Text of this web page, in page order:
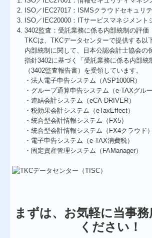
ISO／IEC27017：ISMSクラウドセキュリ
ISO／IEC20000：ITサービスマネジメント
3402監査：受託業務に係る内部統制の評価
TKCは、TKCデータセンターで提供する以
内部統制に関して、日本公認会計士協会の
指針3402に基づく「受託業務に係る内部統
（3402監査報告書）を受領しています。
・法人電子申告システム（ASP1000R）
・グループ通算申告システム（e-TAXグル
・連結会計システム（eCA-DRIVER）
・税効果会計システム（eTaxEffect）
・統合型会計情報システム（FX5）
・統合型会計情報システム（FX4クラウド）
・電子申告システム（e-TAX消費税）
・固定資産管理システム（FAManager）
まずは、お気軽に当事
ください！